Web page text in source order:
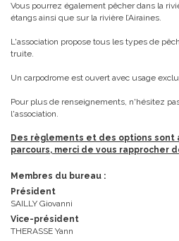
Vous pourrez également pêcher dans la
étangs ainsi que sur la rivière l’Airaines.
L'association propose tous les types de
truite.
Un carpodrome est ouvert avec usage
Pour plus de renseignements, n'hésitez
l'association.
Des règlements et des options sont
parcours, merci de vous rapprocher
Membres du bureau :
Président
SAILLY Giovanni
Vice-président
THERASSE Yann